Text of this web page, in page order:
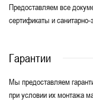
Предоставляем все
сертификаты и
Гарантии
Мы предоставляем
при условии их монтажа